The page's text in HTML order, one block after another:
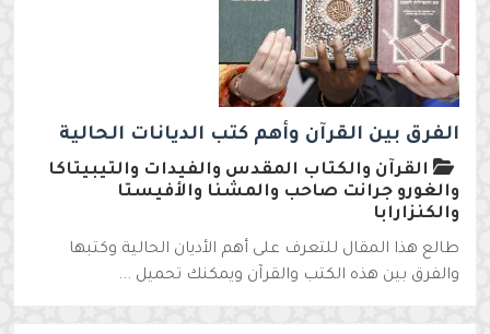
الفرق بين القرآن وأهم كتب الديانات الحالية
القرآن والكتاب المقدس والفيدات والتيبيتاكا
والغورو جرانت صاحب والمشنا والأفيستا
والكنزارابا
طالع هذا المقال للتعرف على أهم الأديان الحالية وكتبها
والفرق بين هذه الكتب والقرآن ويمكنك تحميل ...